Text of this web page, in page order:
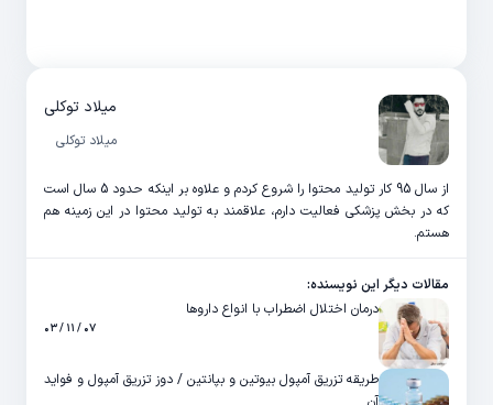
میلاد توکلی
میلاد توکلی
از سال 95 کار تولید محتوا را شروع کردم و علاوه بر اینکه حدود 5 سال است
که در بخش پزشکی فعالیت دارم، علاقمند به تولید محتوا در این زمینه هم
هستم.
مقالات دیگر این نویسنده:
درمان اختلال اضطراب با انواع داروها
۰۷ / ۱۱ / ۰۳
طریقه تزریق آمپول بیوتین و بپانتین / دوز تزریق آمپول و فواید